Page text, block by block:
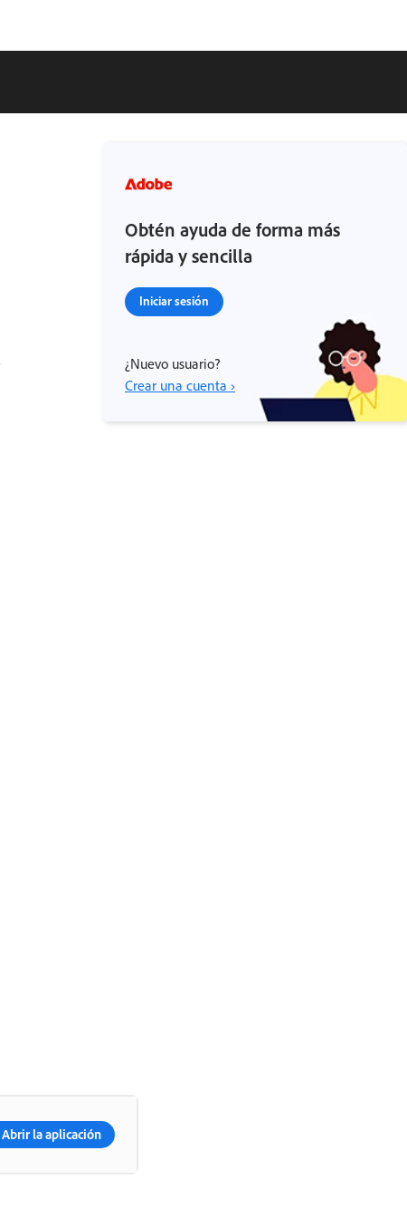
Obtén ayuda de forma más
rápida y sencilla
Iniciar sesión
¿Nuevo usuario?
Crear una cuenta ›
Abrir la aplicación